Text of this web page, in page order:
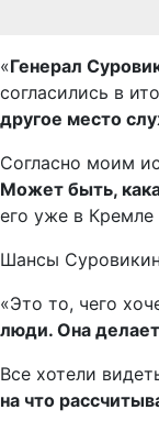
«Генерал
согласились в
другое место
Согласно моим
Может быть,
его уже в Кремле
Шансы
«Это то, чего
люди. Она
Все хотели
на что